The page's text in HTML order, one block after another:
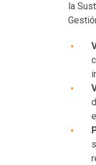
la